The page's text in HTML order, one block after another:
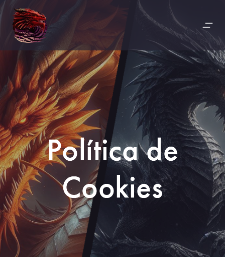
Política de
Cookies